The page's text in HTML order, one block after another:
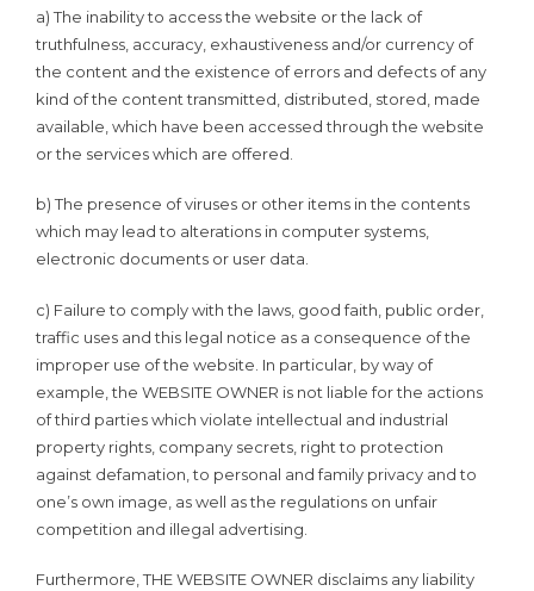
a) The inability to access the website or the lack of
truthfulness, accuracy, exhaustiveness and/or currency of
the content and the existence of errors and defects of any
kind of the content transmitted, distributed, stored, made
available, which have been accessed through the website
or the services which are offered.
b) The presence of viruses or other items in the contents
which may lead to alterations in computer systems,
electronic documents or user data.
c) Failure to comply with the laws, good faith, public order,
traffic uses and this legal notice as a consequence of the
improper use of the website. In particular, by way of
example, the WEBSITE OWNER is not liable for the actions
of third parties which violate intellectual and industrial
property rights, company secrets, right to protection
against defamation, to personal and family privacy and to
one’s own image, as well as the regulations on unfair
competition and illegal advertising.
Furthermore, THE WEBSITE OWNER disclaims any liability